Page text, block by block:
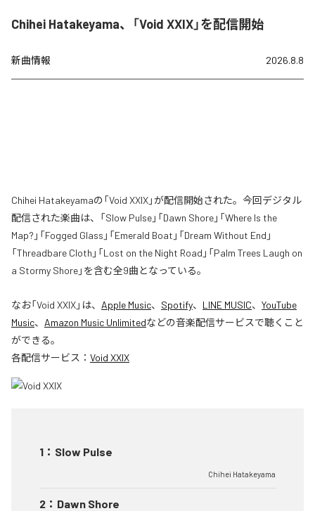
Chihei Hatakeyama、「Void XXIX」を配信開始
新曲情報 2026.8.8
Chihei Hatakeyamaの「Void XXIX」が配信開始された。今回デジタル
配信された楽曲は、「Slow Pulse」「Dawn Shore」「Where Is the
Map?」「Fogged Glass」「Emerald Boat」「Dream Without End」
「Threadbare Cloth」「Lost on the Night Road」「Palm Trees Laugh on
a Stormy Shore」を含む全9曲となっている。
なお「Void XXIX」は、 Apple Music、 Spotify、 LINE MUSIC、 YouTube
Music、 Amazon Music Unlimitedなどの音楽配信サービスで聴くこと
ができる。
各配信サービス： Void XXIX
1 ： Slow Pulse
Chihei Hatakeyama
2 ： Dawn Shore